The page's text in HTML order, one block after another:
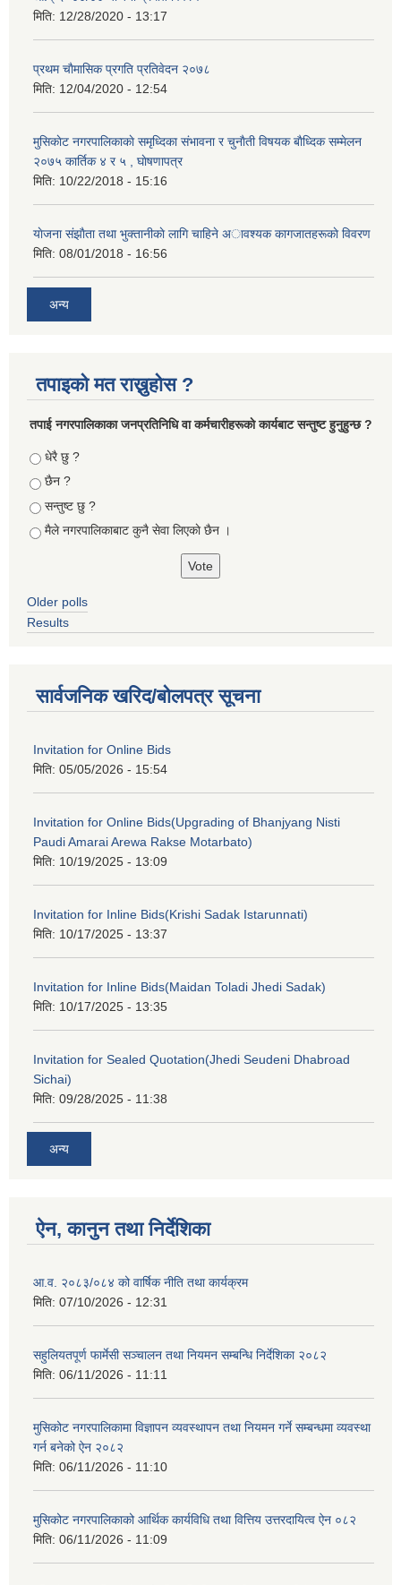
मिति: 12/28/2020 - 13:17
प्रथम चाैमासिक प्रगति प्रतिवेदन २०७८
मिति: 12/04/2020 - 12:54
मुसिकाेट नगरपालिकाकाे समृध्दिका संभावना र चुनाैती विषयक बाैध्दिक सम्मेलन
२०७५ कार्तिक ४ र ५ , घाेषणापत्र
मिति: 10/22/2018 - 15:16
याेजना संझाैता तथा भुक्तानीकाे लागि चाहिने अावश्यक कागजातहरूकाे विवरण
मिति: 08/01/2018 - 16:56
अन्य
तपाइको मत राख्नुहोस ?
तपा‌ई नगरपालिकाका जनप्रतिनिधि वा कर्मचारीहरूकाे कार्यबाट सन्तुष्ट हुनुहुन्छ ?
Choices
धेरै छु ?
छैन ?
सन्तुष्ट छु ?
मैले नगरपालिकाबाट कुनै सेवा लिएकाे छैन ।
Older polls
Results
सार्वजनिक खरिद/बोलपत्र सूचना
Invitation for Online Bids
मिति: 05/05/2026 - 15:54
Invitation for Online Bids(Upgrading of Bhanjyang Nisti
Paudi Amarai Arewa Rakse Motarbato)
मिति: 10/19/2025 - 13:09
Invitation for Inline Bids(Krishi Sadak Istarunnati)
मिति: 10/17/2025 - 13:37
Invitation for Inline Bids(Maidan Toladi Jhedi Sadak)
मिति: 10/17/2025 - 13:35
Invitation for Sealed Quotation(Jhedi Seudeni Dhabroad
Sichai)
मिति: 09/28/2025 - 11:38
अन्य
ऐन, कानुन तथा निर्देशिका
आ.व. २०८३/०८४ को वार्षिक नीति तथा कार्यक्रम
मिति: 07/10/2026 - 12:31
सहुलियतपूर्ण फार्मेसी सञ्चालन तथा नियमन सम्बन्धि निर्देशिका २०८२
मिति: 06/11/2026 - 11:11
मुसिकोट नगरपालिकामा विज्ञापन व्यवस्थापन तथा नियमन गर्ने सम्बन्धमा व्यवस्था
गर्न बनेको ऐन २०८२
मिति: 06/11/2026 - 11:10
मुसिकोट नगरपालिकाको आर्थिक कार्यविधि तथा वित्तिय उत्तरदायित्व ऐन ०८२
मिति: 06/11/2026 - 11:09